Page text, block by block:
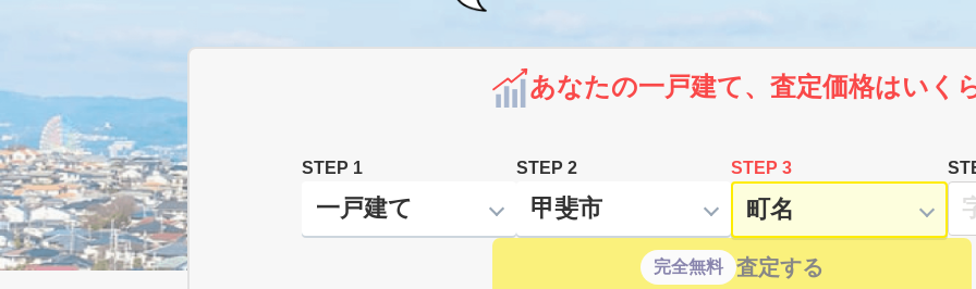
あなたの一戸建て、査定価格はいく
STEP 1 STEP 2 STEP 3
完全無料 査定する